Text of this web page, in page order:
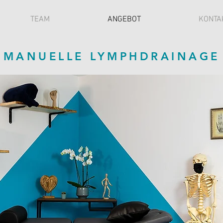
TEAM ANGEBOT
MANUELLE LYMPHDRAINAGE